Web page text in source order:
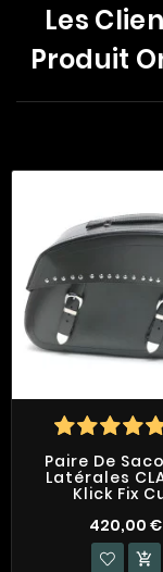
Les
Produit
Paire De
Latérales
Klick Fix
420,00 €
